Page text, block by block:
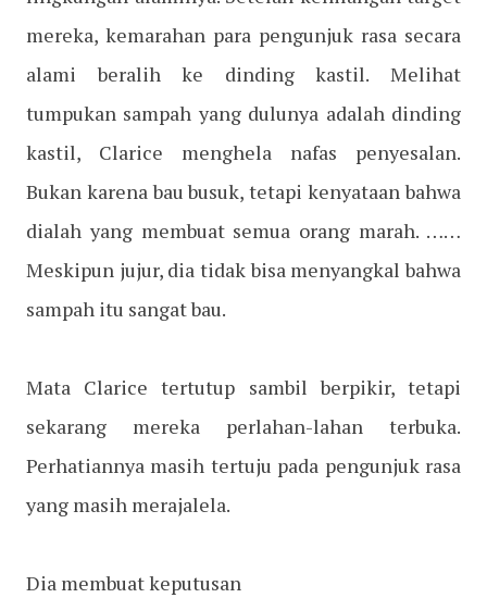
mereka, kemarahan para pengunjuk rasa secara
alami beralih ke dinding kastil. Melihat
tumpukan sampah yang dulunya adalah dinding
kastil, Clarice menghela nafas penyesalan.
Bukan karena bau busuk, tetapi kenyataan bahwa
dialah yang membuat semua orang marah. ……
Meskipun jujur, dia tidak bisa menyangkal bahwa
sampah itu sangat bau.
Mata Clarice tertutup sambil berpikir, tetapi
sekarang mereka perlahan-lahan terbuka.
Perhatiannya masih tertuju pada pengunjuk rasa
yang masih merajalela.
Dia membuat keputusan